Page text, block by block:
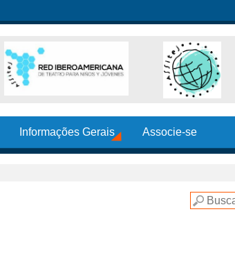
Informações Gerais Associe-se